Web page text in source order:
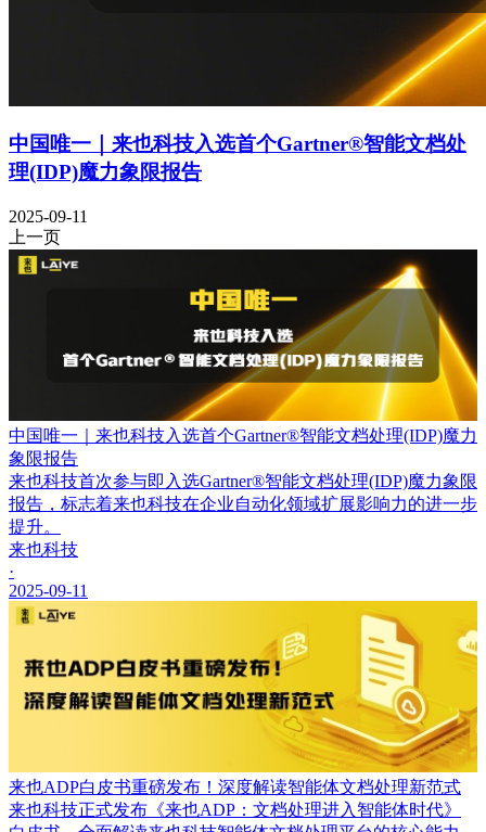
中国唯一｜来也科技入选首个Gartner®智能文档处
理(IDP)魔力象限报告
2025-09-11
上一页
中国唯一｜来也科技入选首个Gartner®智能文档处理(IDP)魔力
象限报告
来也科技首次参与即入选Gartner®智能文档处理(IDP)魔力象限
报告，标志着来也科技在企业自动化领域扩展影响力的进一步
提升。
来也科技
·
2025-09-11
来也ADP白皮书重磅发布！深度解读智能体文档处理新范式
来也科技正式发布《来也ADP：文档处理进入智能体时代》